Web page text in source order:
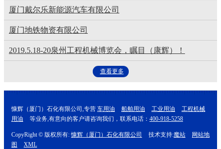
厦门戴尔乐新能源汽车有限公司
厦门地铁物资有限公司
2019.5.18-20泉州工程机械博览会，瞩目（康辉）！
查看更多
慷辉（厦门）石化有限公司,专营 车用油 船舶用油 工业用油
工程机械
用油
等业务,有意向的客户请咨询我们，联系电话： 400-918-5258
CopyRight © 版权所有:慷辉（厦门）石化有限公司 技术支持:魔站
网站地
图
XML